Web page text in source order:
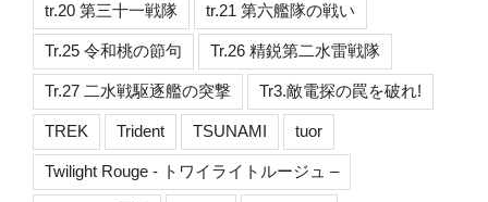
tr.20 第三十一戦隊 tr.21 第六艦隊の戦い
Tr.25 令和桃の節句 Tr.26 精鋭第二水雷戦隊
Tr.27 二水戦駆逐艦の突撃 Tr3.敵電探の罠を破れ!
TREK Trident TSUNAMI tuor
Twilight Rouge - トワイライトルージュ –